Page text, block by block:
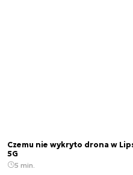
Czemu nie wykryto drona w
5G
5 min.